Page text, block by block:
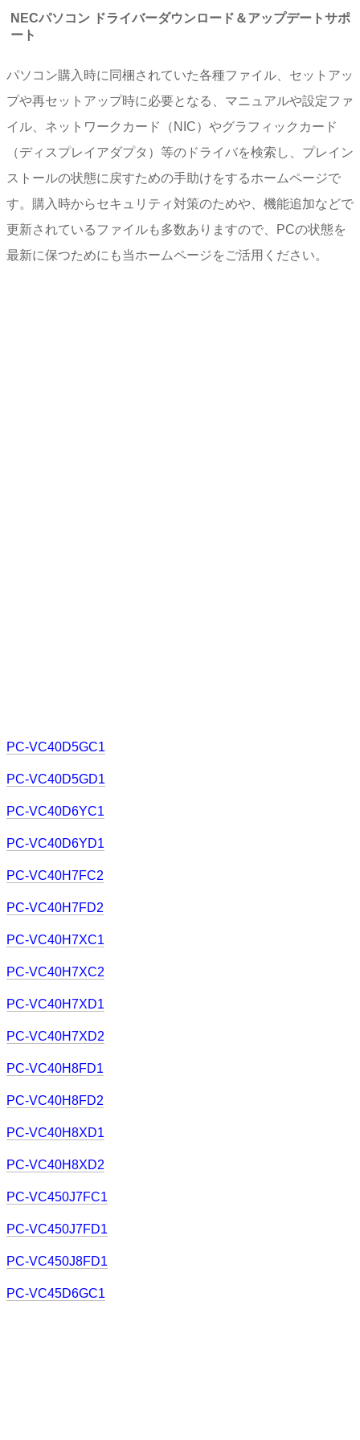
NECパソコン ドライバーダウンロード＆アップデートサポ
ート
パソコン購入時に同梱されていた各種ファイル、セットアッ
プや再セットアップ時に必要となる、マニュアルや設定ファ
イル、ネットワークカード（NIC）やグラフィックカード
（ディスプレイアダプタ）等のドライバを検索し、プレイン
ストールの状態に戻すための手助けをするホームページで
す。購入時からセキュリティ対策のためや、機能追加などで
更新されているファイルも多数ありますので、PCの状態を
最新に保つためにも当ホームページをご活用ください。
PC-VC40D5GC1
PC-VC40D5GD1
PC-VC40D6YC1
PC-VC40D6YD1
PC-VC40H7FC2
PC-VC40H7FD2
PC-VC40H7XC1
PC-VC40H7XC2
PC-VC40H7XD1
PC-VC40H7XD2
PC-VC40H8FD1
PC-VC40H8FD2
PC-VC40H8XD1
PC-VC40H8XD2
PC-VC450J7FC1
PC-VC450J7FD1
PC-VC450J8FD1
PC-VC45D6GC1